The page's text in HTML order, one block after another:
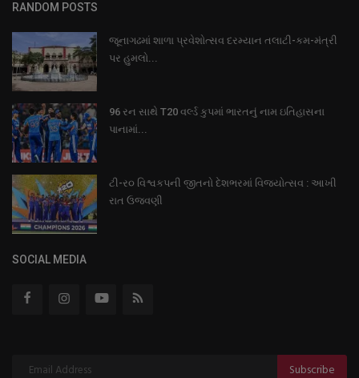
RANDOM POSTS
જૂનાગઢમાં શાળા પ્રવેશોત્સવ દરમ્યાન તલાટી-કમ-મંત્રી
પર હુમલો...
96 રન સાથે T20 વર્લ્ડ કુપમાં ભારતનું નામ ઇતિહાસના
પાનામાં...
ટી-ર૦ વિશ્વકપની જીતનો દેશભરમાં વિજયોત્સવ : આખી
રાત ઉજવણી
SOCIAL MEDIA
Subscribe